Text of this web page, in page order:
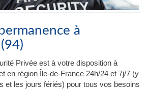
à
Privée est à votre disposition à
en région Île-de-France 24h/24 et 7j/7 (y
et les jours fériés) pour tous vos besoins